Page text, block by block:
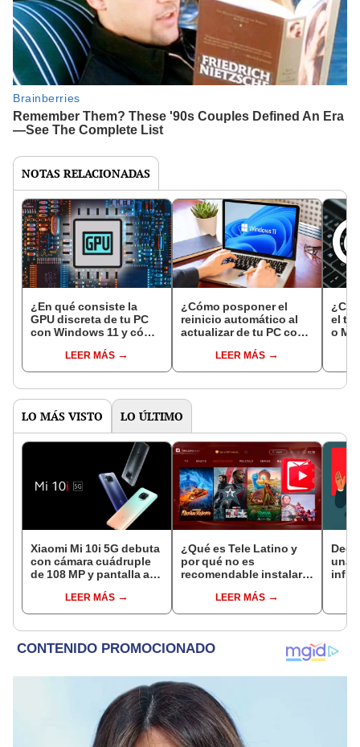
NOTAS RELACIONADAS
¿En qué consiste la
GPU discreta de tu PC
con Windows 11 y cómo
LEER MÁS
¿Cómo posponer el
reinicio automático al
actualizar de tu PC con
LEER MÁS
el
o
LO MÁS VISTO LO ÚLTIMO
Xiaomi Mi 10i 5G debuta
con cámara cuádruple
de 108 MP y pantalla a
LEER MÁS
¿Qué es Tele Latino y
por qué no es
recomendable instalarlo
LEER MÁS
una